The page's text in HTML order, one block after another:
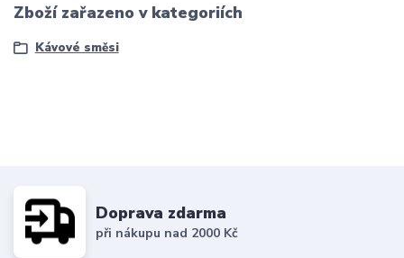
Zboží zařazeno v kategoriích
Kávové směsi
Doprava zdarma
při nákupu nad 2000 Kč